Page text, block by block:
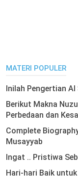
MATERI POPULER
Inilah Pengertian
Berikut Makna
Perbedaan dan
Complete
Musayyab
Ingat .. Pristiwa
Hari-hari Baik